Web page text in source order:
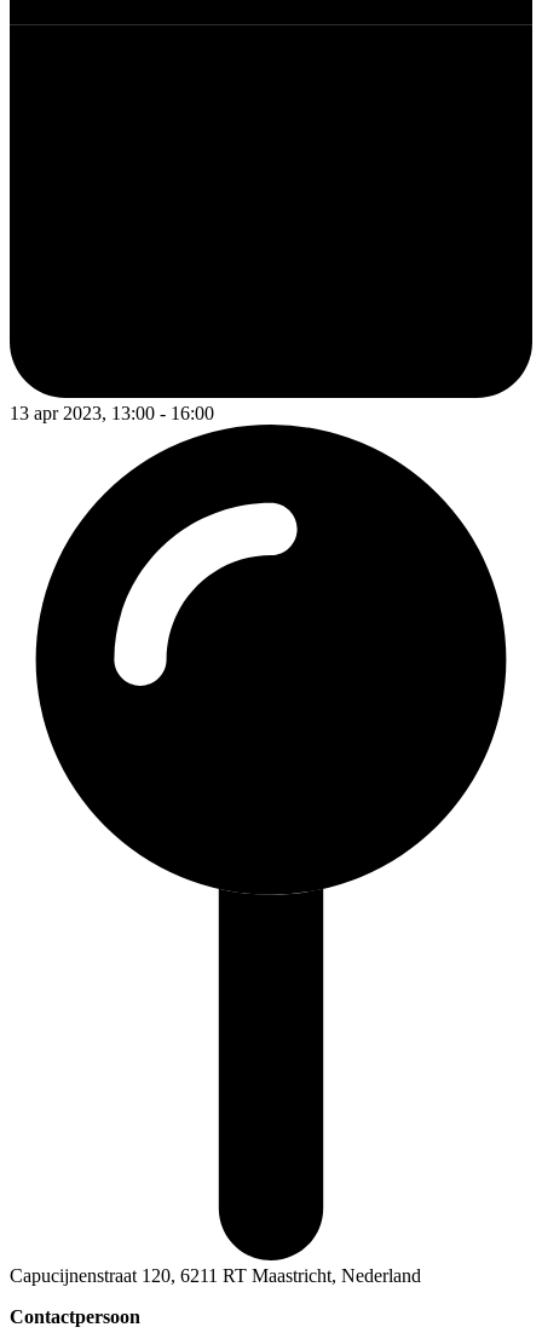
13 apr 2023, 13:00 - 16:00
Capucijnenstraat 120, 6211 RT Maastricht, Nederland
Contactpersoon